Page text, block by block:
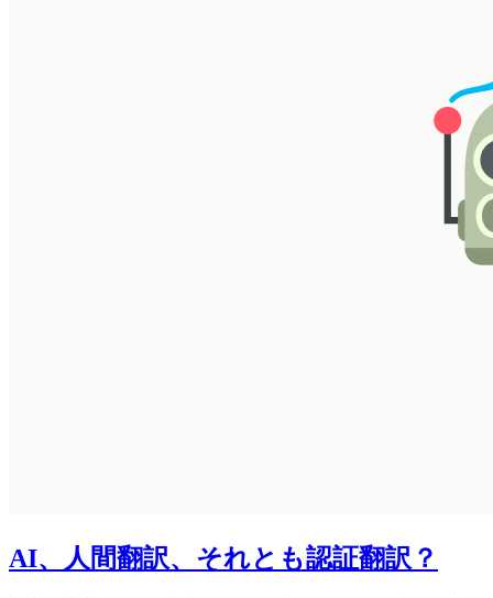
AI、人間翻訳、それとも認証翻訳？